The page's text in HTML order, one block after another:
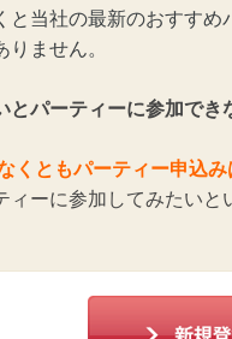
と当社の最新のおすす
ません。
とパーティーに参加でき
くともパーティー申込み
ィーに参加してみたい